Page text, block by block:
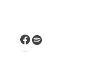
Facebook
Spotify